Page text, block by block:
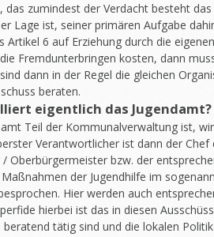
das zumindest der Verdacht besteht
Lage ist, seiner primären Aufgabe
Artikel 6 auf Erziehung durch die
Fremdunterbringen kosten, dann
dann in der Regel die gleichen
beraten.
eigentlich das Jugendamt?
Teil der Kommunalverwaltung ist,
Verantwortlicher ist dann der
Oberbürgermeister bzw. der
der Jugendhilfe im
Hier werden auch
hierbei ist das in diesen
beratend tätig sind und die lokalen